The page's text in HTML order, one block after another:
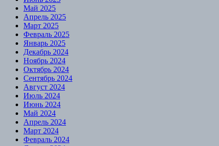
Май 2025
Апрель 2025
Март 2025
Февраль 2025
Январь 2025
Декабрь 2024
Ноябрь 2024
Октябрь 2024
Сентябрь 2024
Август 2024
Июль 2024
Июнь 2024
Май 2024
Апрель 2024
Март 2024
Февраль 2024